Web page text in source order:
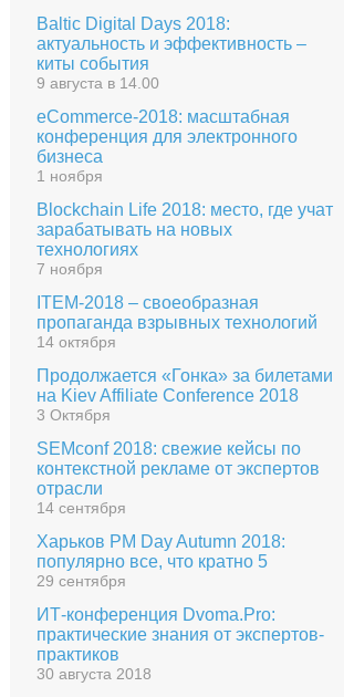
Baltic Digital Days 2018:
актуальность и эффективность –
киты события
9 августа в 14.00
eCommerce-2018: масштабная
конференция для электронного
бизнеса
1 ноября
Blockchain Life 2018: место, где учат
зарабатывать на новых
технологиях
7 ноября
ITEM-2018 – своеобразная
пропаганда взрывных технологий
14 октября
Продолжается «Гонка» за билетами
на Kiev Affiliate Conference 2018
3 Октября
SEMconf 2018: свежие кейсы по
контекстной рекламе от экспертов
отрасли
14 сентября
Харьков PM Day Autumn 2018:
популярно все, что кратно 5
29 сентября
ИТ-конференция Dvoma.Pro:
практические знания от экспертов-
практиков
30 августа 2018